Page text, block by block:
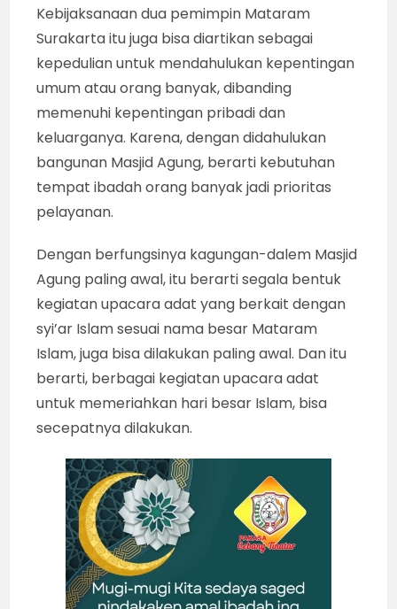
Kebijaksanaan dua pemimpin Mataram
Surakarta itu juga bisa diartikan sebagai
kepedulian untuk mendahulukan kepentingan
umum atau orang banyak, dibanding
memenuhi kepentingan pribadi dan
keluarganya. Karena, dengan didahulukan
bangunan Masjid Agung, berarti kebutuhan
tempat ibadah orang banyak jadi prioritas
pelayanan.
Dengan berfungsinya kagungan-dalem Masjid
Agung paling awal, itu berarti segala bentuk
kegiatan upacara adat yang berkait dengan
syi’ar Islam sesuai nama besar Mataram
Islam, juga bisa dilakukan paling awal. Dan itu
berarti, berbagai kegiatan upacara adat
untuk memeriahkan hari besar Islam, bisa
secepatnya dilakukan.